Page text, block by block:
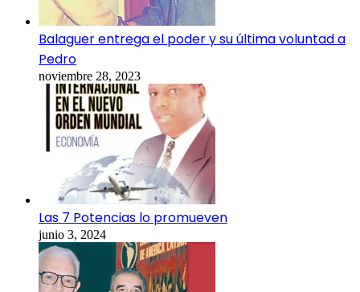
Balaguer entrega el poder y su última voluntad a
Pedro
noviembre 28, 2023
Las 7 Potencias lo promueven
junio 3, 2024